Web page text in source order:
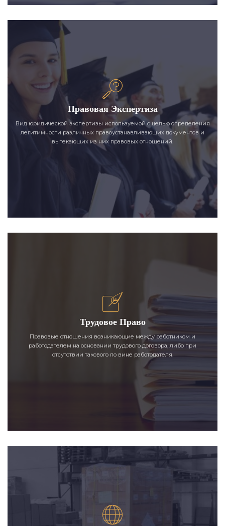
Правовая Экспертиза
Вид юридической экспертизы используемой с целью определения
легитимности различных правоустанавливающих документов и
вытекающих из них правовых отношений.
Трудовое Право
Правовые отношения возникающие между работником и
работодателем на основании трудового договора, либо при
отсутствии такового по вине работодателя.